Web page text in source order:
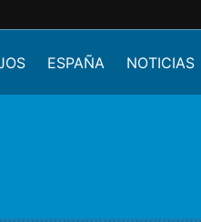
ESPAÑA NOTICIAS